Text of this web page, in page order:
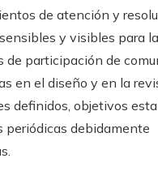
de atención y
y visibles para
de participación de
en el diseño y en la
definidos, objetivos
periódicas debidamente